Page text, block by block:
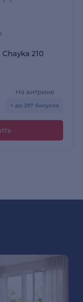
210
На витрине
+ до 297 бонусов